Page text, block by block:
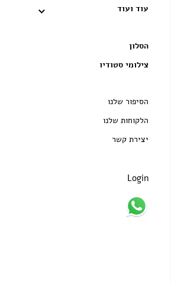
עוד ועוד
הסלון
צילומי סטודיו
הסיפור שלנו
הלקוחות שלנו
יצירת קשר
Login